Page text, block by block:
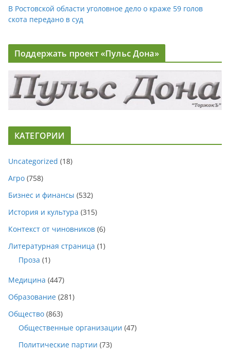
В Ростовской области уголовное дело о краже 59 голов
скота передано в суд
Поддержать проект «Пульс Дона»
КАТЕГОРИИ
Uncategorized (18)
Агро (758)
Бизнес и финансы (532)
История и культура (315)
Контекст от чиновников (6)
Литературная страница (1)
Проза (1)
Медицина (447)
Образование (281)
Общество (863)
Общественные организации (47)
Политические партии (73)